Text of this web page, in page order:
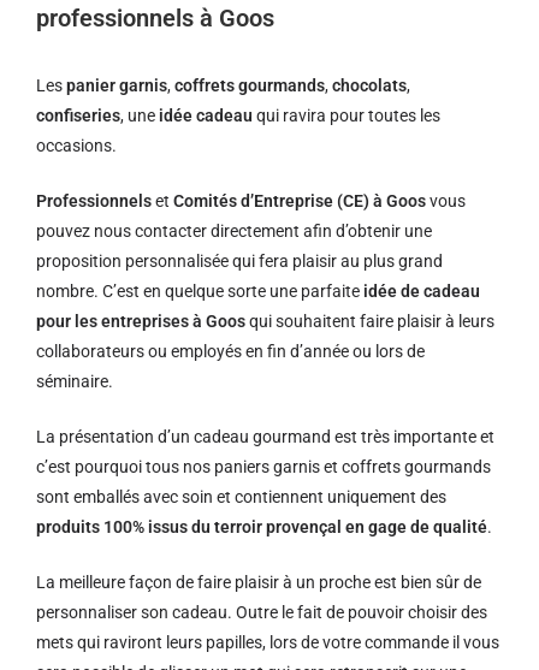
professionnels à Goos
Lespanier garnis,coffrets gourmands,chocolats,
confiseries, une idée cadeau qui ravira pour toutes les
occasions.
Professionnelset Comités d’Entreprise (CE) à Goosvous
pouvez nous contacter directement afin d’obtenir une
proposition personnalisée qui fera plaisir au plus grand
nombre. C’est en quelque sorte une parfaite idée de cadeau
pour les entreprises à Goosqui souhaitent faire plaisir à leurs
collaborateurs ou employés en fin d’année ou lors de
séminaire.
La présentation d’un cadeau gourmand est très importante et
c’est pourquoi tous nos paniers garnis et coffrets gourmands
sont emballés avec soin et contiennent uniquement des
produits 100% issus du terroir provençal en gage de qualité.
La meilleure façon de faire plaisir à un proche est bien sûr de
personnaliser son cadeau. Outre le fait de pouvoir choisir des
mets qui raviront leurs papilles, lors de votre commande il vous